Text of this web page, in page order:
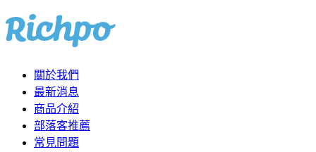
關於我們
最新消息
商品介紹
部落客推薦
常見問題